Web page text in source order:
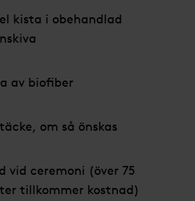
kista i obehandlad
av biofiber
om så önskas
vid ceremoni (över 75
tillkommer kostnad)